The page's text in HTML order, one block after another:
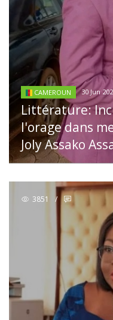
CAMEROUN 30 Jun
Littérature:
l'orage dans
Joly Assako
3851 /